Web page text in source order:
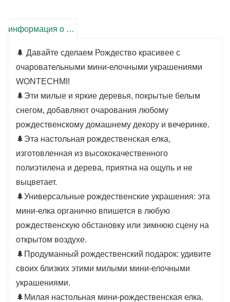
праздничного настроения с помощью этой
🌲Высокое качество и прочность:Эта
настольная рождественская елка,
изготовленная из высококачественного
полиэтилена и дерева, имеет приятный на
ощупь цвет и не выцветает.
🌲Универсальные рождественские
украшения:Эта мини-елка органично
обстановку или зимнюю сцену на открытом
воздухе.
Удивите своих близких этими
информация о продукте
🌲 Давайте сделаем Рождество красивее с
очаровательными мини-елочными украшениями
WONTECHMI!
🌲Эти милые и яркие деревья, покрытые белым
снегом, добавляют очарования любому
рождественскому домашнему декору и вечеринке.
🌲Эта настольная рождественская елка,
изготовленная из высококачественного
полиэтилена и дерева, приятна на ощупь и не
выцветает.
🌲Универсальные рождественские украшения: эта
мини-елка органично впишется в любую
рождественскую обстановку или зимнюю сцену на
открытом воздухе.
🌲Продуманный рождественский подарок: удивите
своих близких этими милыми мини-елочными
украшениями.
🌲Милая настольная мини-рождественская елка.